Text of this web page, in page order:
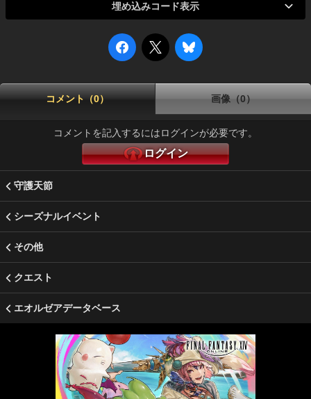
埋め込みコード表示
コメント（0） 画像（0）
コメントを記入するにはログインが必要です。
ログイン
守護天節
シーズナルイベント
その他
クエスト
エオルゼアデータベース